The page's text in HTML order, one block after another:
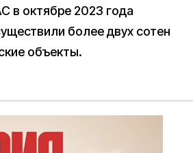
в октябре 2023 года
более двух сотен
объекты.